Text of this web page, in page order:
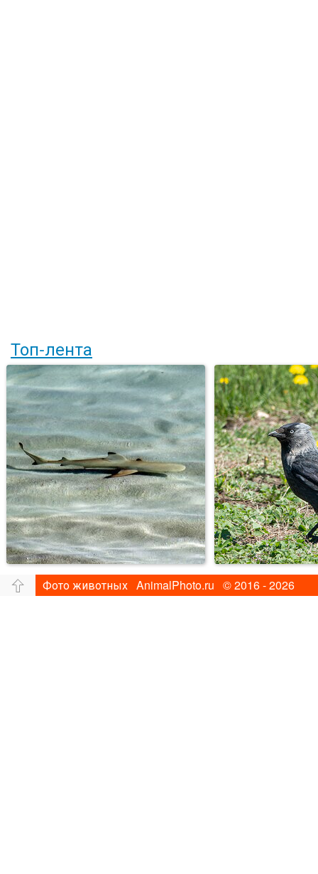
Топ-лента
Фото животных AnimalPhoto.ru © 2016 - 2026